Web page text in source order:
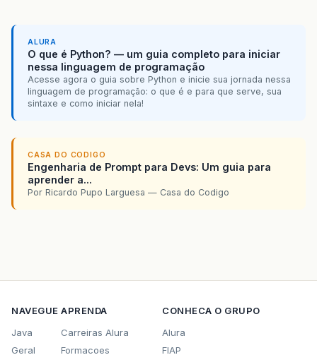
ALURA
O que é Python? — um guia completo para iniciar
nessa linguagem de programação
Acesse agora o guia sobre Python e inicie sua jornada nessa
linguagem de programação: o que é e para que serve, sua
sintaxe e como iniciar nela!
CASA DO CODIGO
Engenharia de Prompt para Devs: Um guia para
aprender a...
Por Ricardo Pupo Larguesa — Casa do Codigo
NAVEGUE
Java
Geral
APRENDA
Carreiras Alura
Formacoes
CONHECA O GRUPO
Alura
FIAP